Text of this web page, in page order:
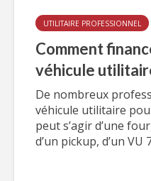
UTILITAIRE PROFESSIONNEL
Comment
véhicule
De nombreux
véhicule utilitaire
peut s’agir d’une
d’un pickup, d’un VU